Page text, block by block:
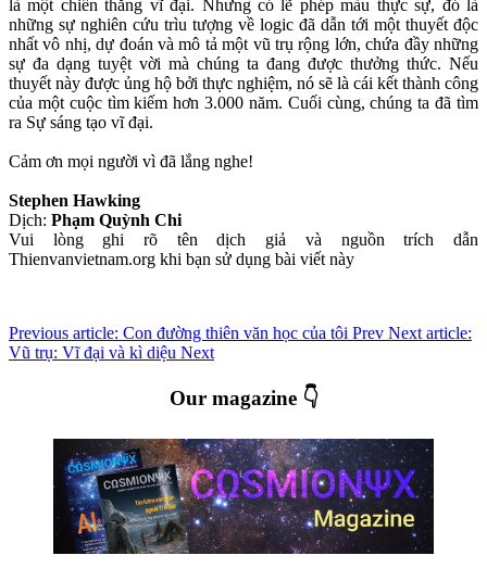
là một chiến thắng vĩ đại. Nhưng có lẽ phép màu thực sự, đó là
những sự nghiên cứu trìu tượng về logic đã dẫn tới một thuyết độc
nhất vô nhị, dự đoán và mô tả một vũ trụ rộng lớn, chứa đầy những
sự đa dạng tuyệt vời mà chúng ta đang được thưởng thức. Nếu
thuyết này được ủng hộ bởi thực nghiệm, nó sẽ là cái kết thành công
của một cuộc tìm kiếm hơn 3.000 năm. Cuối cùng, chúng ta đã tìm
ra Sự sáng tạo vĩ đại.
Cảm ơn mọi người vì đã lắng nghe!
Stephen Hawking
Dịch: Phạm Quỳnh Chi
Vui lòng ghi rõ tên dịch giả và nguồn trích dẫn
Thienvanvietnam.org khi bạn sử dụng bài viết này
Previous article: Con đường thiên văn học của tôi Prev Next article:
Vũ trụ: Vĩ đại và kì diệu Next
Our magazine 👇